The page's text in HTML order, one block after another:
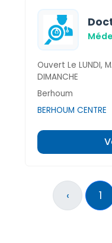
Ouvert Le LUNDI,
DIMANCHE
Berhoum
BERHOUM CENTRE
‹ 1